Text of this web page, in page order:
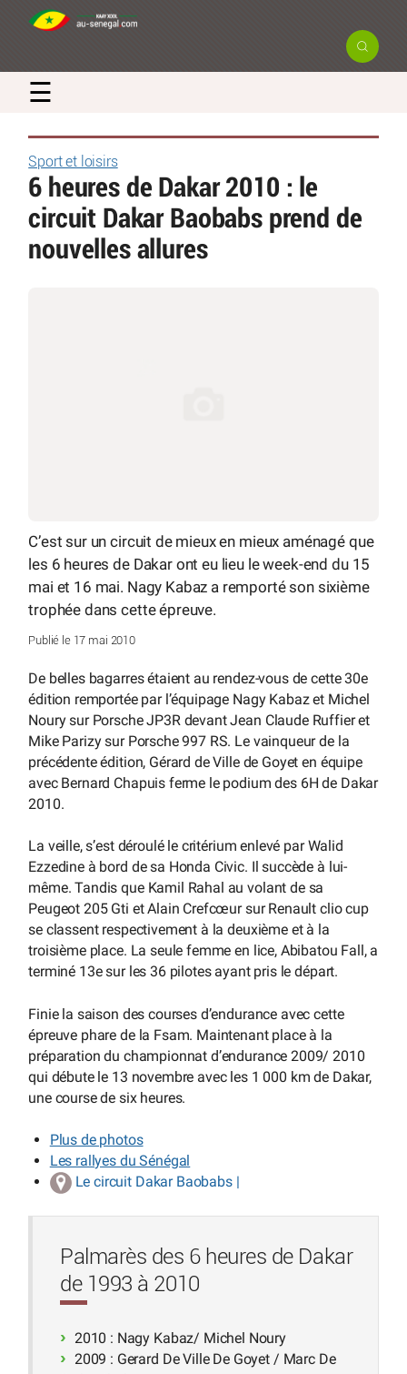
☰
Sport et loisirs
6 heures de Dakar 2010 : le
circuit Dakar Baobabs prend de
nouvelles allures
C’est sur un circuit de mieux en mieux aménagé que
les 6 heures de Dakar ont eu lieu le week-end du 15
mai et 16 mai. Nagy Kabaz a remporté son sixième
trophée dans cette épreuve.
Publié le 17 mai 2010
De belles bagarres étaient au rendez-vous de cette 30e
édition remportée par l’équipage Nagy Kabaz et Michel
Noury sur Porsche JP3R devant Jean Claude Ruffier et
Mike Parizy sur Porsche 997 RS. Le vainqueur de la
précédente édition, Gérard de Ville de Goyet en équipe
avec Bernard Chapuis ferme le podium des 6H de Dakar
2010.
La veille, s’est déroulé le critérium enlevé par Walid
Ezzedine à bord de sa Honda Civic. Il succède à lui-
même. Tandis que Kamil Rahal au volant de sa
Peugeot 205 Gti et Alain Crefcœur sur Renault clio cup
se classent respectivement à la deuxième et à la
troisième place. La seule femme en lice, Abibatou Fall, a
terminé 13e sur les 36 pilotes ayant pris le départ.
Finie la saison des courses d’endurance avec cette
épreuve phare de la Fsam. Maintenant place à la
préparation du championnat d’endurance 2009/ 2010
qui débute le 13 novembre avec les 1 000 km de Dakar,
une course de six heures.
Plus de photos
Les rallyes du Sénégal
Le circuit Dakar Baobabs |
Palmarès des 6 heures de Dakar
de 1993 à 2010
2010 : Nagy Kabaz/ Michel Noury
2009 : Gerard De Ville De Goyet / Marc De